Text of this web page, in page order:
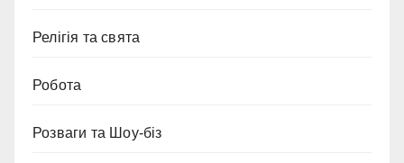
Релігія та свята
Робота
Розваги та Шоу-біз